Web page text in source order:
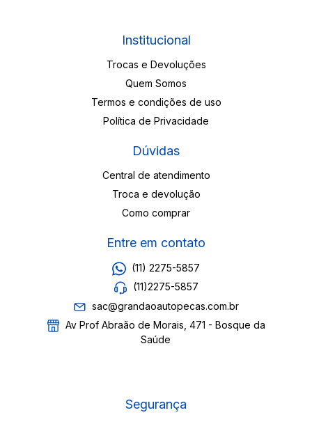
Institucional
Trocas e Devoluções
Quem Somos
Termos e condições de uso
Política de Privacidade
Dúvidas
Central de atendimento
Troca e devolução
Como comprar
Entre em contato
(11) 2275-5857
(11)2275-5857
sac@grandaoautopecas.com.br
Av Prof Abraão de Morais, 471 - Bosque da
Saúde
Segurança